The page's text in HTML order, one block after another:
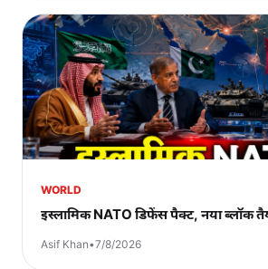
WORLD
इस्लामिक NATO डिफेंस पैक्ट, नया ब्लॉक
Asif Khan•7/8/2026